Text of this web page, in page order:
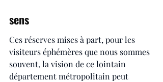
sens
Ces réserves mises à part, pour les
visiteurs éphémères que nous sommes
souvent, la vision de ce lointain
département métropolitain peut